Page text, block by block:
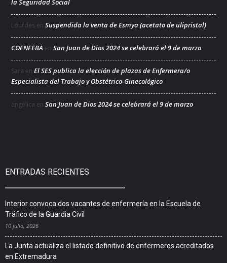
la Seguridad Social
Lourdes en Suspendida la venta de Esmya (acetato de ulipristal)
COENFEBA en San Juan de Dios 2024 se celebrará el 9 de marzo
Sara en El SES publica la elección de plazas de Enfermera/o
Especialista del Trabajo y Obstétrico-Ginecológico
angélica en San Juan de Dios 2024 se celebrará el 9 de marzo
ENTRADAS RECIENTES
Interior convoca dos vacantes de enfermería en la Escuela de
Tráfico de la Guardia Civil
10 julio, 2026
La Junta actualiza el listado definitivo de enfermeros acreditados
en Extremadura